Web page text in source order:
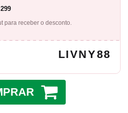
para receber o desconto.
LIVNY88